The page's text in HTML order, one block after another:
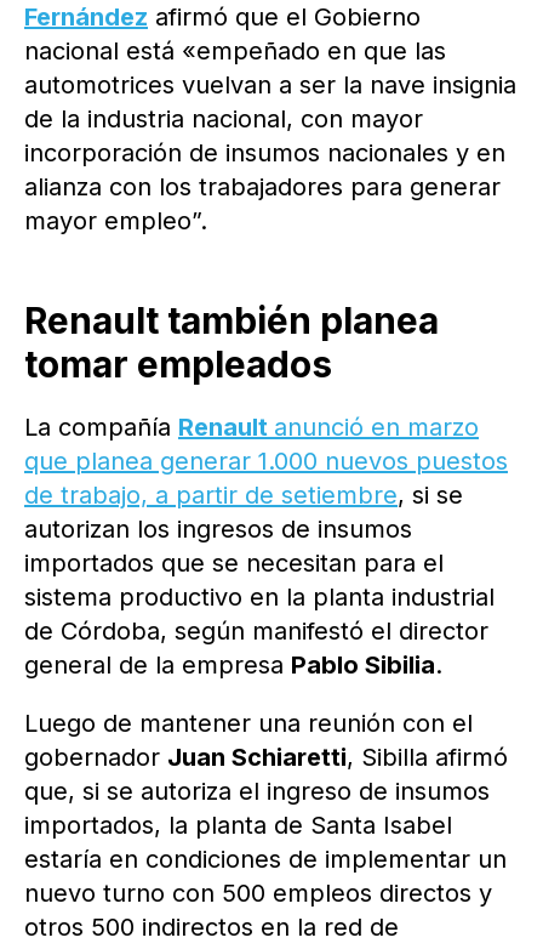
Fernández afirmó que el Gobierno
nacional está «empeñado en que las
automotrices vuelvan a ser la nave insignia
de la industria nacional, con mayor
incorporación de insumos nacionales y en
alianza con los trabajadores para generar
mayor empleo”.
Renault también planea
tomar empleados
La compañía Renault anunció en marzo
que planea generar 1.000 nuevos puestos
de trabajo, a partir de setiembre, si se
autorizan los ingresos de insumos
importados que se necesitan para el
sistema productivo en la planta industrial
de Córdoba, según manifestó el director
general de la empresa Pablo Sibilia.
Luego de mantener una reunión con el
gobernador Juan Schiaretti, Sibilla afirmó
que, si se autoriza el ingreso de insumos
importados, la planta de Santa Isabel
estaría en condiciones de implementar un
nuevo turno con 500 empleos directos y
otros 500 indirectos en la red de